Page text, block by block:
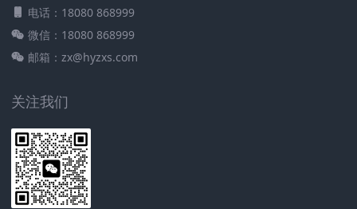
电话：18080 868999
微信：18080 868999
邮箱：zx@hyzxs.com
关注我们